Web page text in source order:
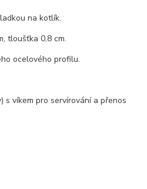
na kotlík.
tloušťka 0,8 cm.
ocelového profilu.
s víkem pro servírování a přenos